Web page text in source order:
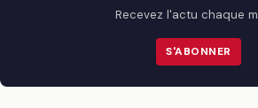
Recevez l'actu chaque
S'ABONNER